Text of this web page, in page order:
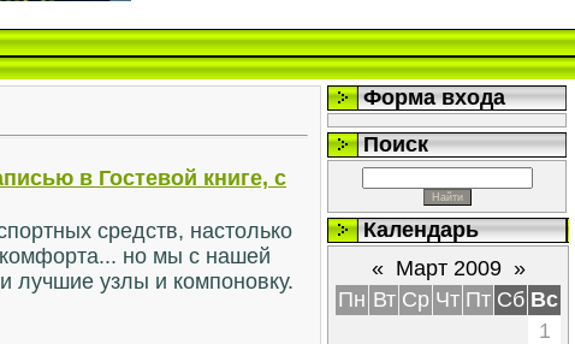
в Гостевой книге, с
средств, настолько
но мы с нашей
лучшие узлы и компоновку.
Форма входа
Поиск
Календарь
« Март 2009 »
Пн Вт Ср Чт Пт Сб Вс
1